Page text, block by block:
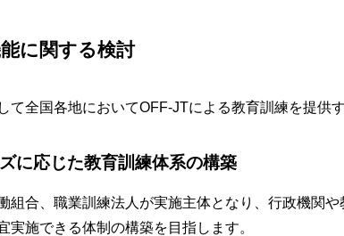
に関する検討
て全国各地においてOFF-JTによる教育訓練を提供
に応じた教育訓練体系の構築
組合、職業訓練法人が実施主体となり、行政機関
実施できる体制の構築を目指します。